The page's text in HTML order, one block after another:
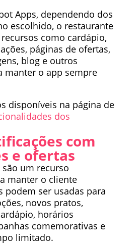
Apps, dependendo dos
escolhido, o restaurante
como cardápio,
páginas de ofertas,
blog e outros
manter o app sempre
disponíveis na página de
dos
com
e ofertas
um recurso
manter o cliente
podem ser usadas para
novos pratos,
horários
comemorativas e
limitado.